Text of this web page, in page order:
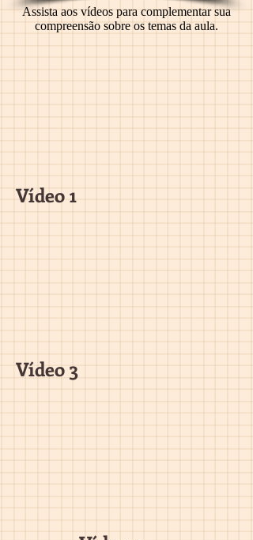
Assista aos vídeos para complementar sua
compreensão sobre os temas da aula.
Vídeo 1
Vídeo 3